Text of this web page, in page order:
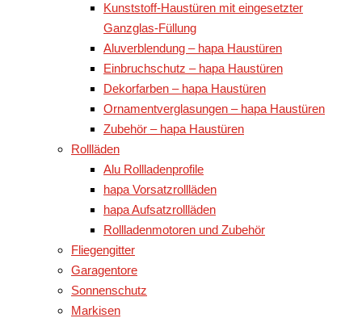
Kunststoff-Haustüren mit eingesetzter
Ganzglas-Füllung
Aluverblendung – hapa Haustüren
Einbruchschutz – hapa Haustüren
Dekorfarben – hapa Haustüren
Ornamentverglasungen – hapa Haustüren
Zubehör – hapa Haustüren
Rollläden
Alu Rollladenprofile
hapa Vorsatzrollläden
hapa Aufsatzrollläden
Rollladenmotoren und Zubehör
Fliegengitter
Garagentore
Sonnenschutz
Markisen